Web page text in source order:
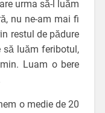
urma să-l luăm
nu ne-am mai fi
restul de pădure
să luăm feribotul,
Luam o bere
o medie de 20